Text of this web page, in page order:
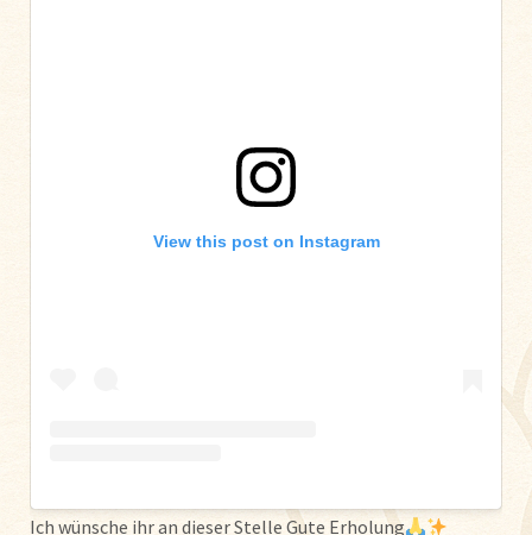
View this post on Instagram
Ich wünsche ihr an dieser Stelle Gute Erholung